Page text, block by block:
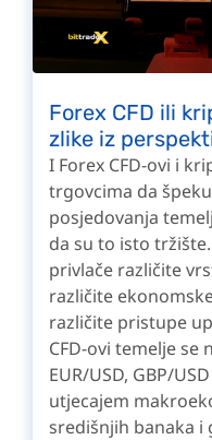
Forex CFD ili
zlike iz
I Forex CFD-ovi i
trgovcima da
posjedovanja
da su to isto
privlače različite
različite
različite pristupe
CFD-ovi temelje
EUR/USD, GBP/
utjecajem
središnjih banaka i